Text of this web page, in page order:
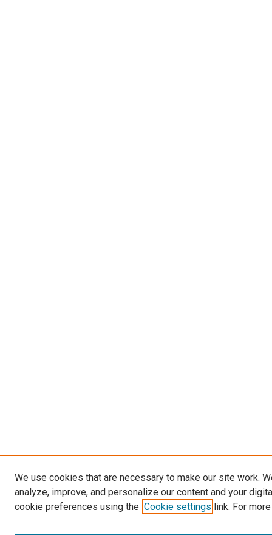
We use cookies that are necessary to make our site work.
analyze, improve, and personalize our content and your
cookie preferences using the Cookie settings link. For